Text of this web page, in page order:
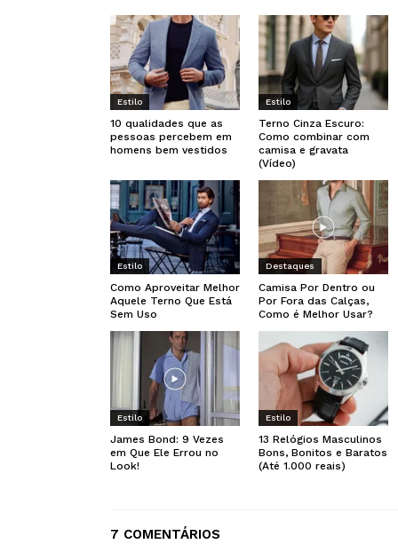
Estilo
10 qualidades que as
pessoas percebem em
homens bem vestidos
Estilo
Terno Cinza Escuro:
Como combinar com
camisa e gravata
(Vídeo)
Estilo
Como Aproveitar Melhor
Aquele Terno Que Está
Sem Uso
Destaques
Camisa Por Dentro ou
Por Fora das Calças,
Como é Melhor Usar?
Estilo
James Bond: 9 Vezes
em Que Ele Errou no
Look!
Estilo
13 Relógios Masculinos
Bons, Bonitos e Baratos
(Até 1.000 reais)
7 COMENTÁRIOS